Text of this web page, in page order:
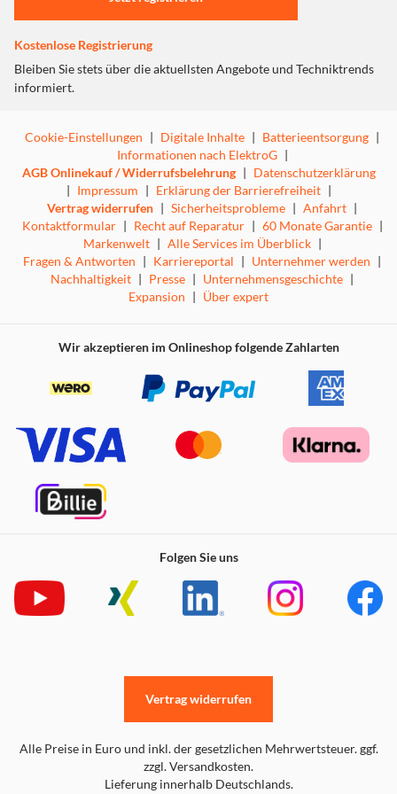
Alone-Schalter verwendet werden und mit dem FMK 980
auf bis zu 32 Anschlüsse ausgebaut werden.
Kostenlose Registrierung
Bleiben Sie stets über die aktuellsten Angebote und Techniktrends
informiert.
Cookie-Einstellungen | Digitale Inhalte | Batterieentsorgung |
Informationen nach ElektroG |
AGB Onlinekauf / Widerrufsbelehrung | Datenschutzerklärung
| Impressum | Erklärung der Barrierefreiheit |
Vertrag widerrufen | Sicherheitsprobleme | Anfahrt |
Kontaktformular | Recht auf Reparatur | 60 Monate Garantie |
Markenwelt | Alle Services im Überblick |
Fragen & Antworten | Karriereportal | Unternehmer werden |
Nachhaltigkeit | Presse | Unternehmensgeschichte |
Expansion | Über expert
Wir akzeptieren im Onlineshop folgende Zahlarten
Folgen Sie uns
Alle Preise in Euro und inkl. der gesetzlichen Mehrwertsteuer. ggf.
zzgl. Versandkosten.
Lieferung innerhalb Deutschlands.
Vertrag widerrufen